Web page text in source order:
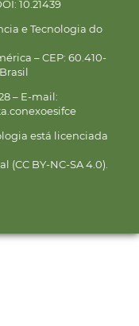
10.21439
e Tecnologia do
– CEP: 60.410-
– E-mail:
está licenciada
BY-NC-SA 4.0).